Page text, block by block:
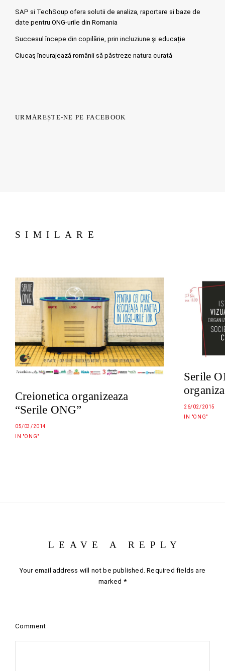
SAP si TechSoup ofera solutii de analiza, raportare si baze de
date pentru ONG-urile din Romania
Succesul începe din copilărie, prin incluziune și educație
Ciucaş încurajează românii să păstreze natura curată
URMĂREȘTE-NE PE FACEBOOK
SIMILARE
Creionetica organizeaza
“Serile ONG”
05/03/2014
IN "ONG"
Serile
26/02/2015
IN "ONG"
LEAVE A REPLY
Your email address will not be published. Required fields are
marked *
Comment